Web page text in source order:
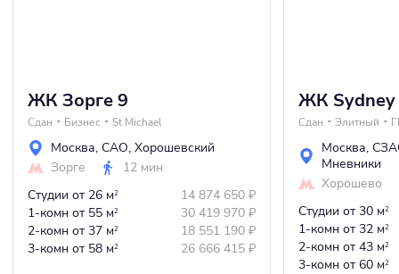
ЖК Зорге 9
Сдан Бизнес St Michael
Москва, САО, Хорошевский
Зорге
12 мин
Студии от 26 м2 14 874 650 ₽
1-комн от 55 м2 30 419 970 ₽
2-комн от 37 м2 18 551 190 ₽
3-комн от 58 м2 26 666 415 ₽
ЖК Sydney
Сдан Элитный
Москва,
Мневники
Хорошево
Студии от 30 м2
1-комн от 32 м2
2-комн от 43 м2
3-комн от 60 м2